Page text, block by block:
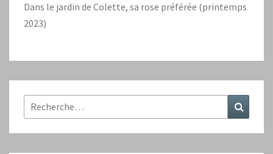
Dans le jardin de Colette, sa rose préférée (printemps
2023)
Rechercher :